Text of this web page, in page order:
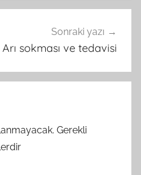
Sonraki yazı
Arı sokması ve tedavisi
Gerekli